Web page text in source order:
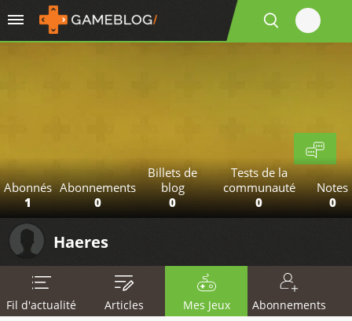
Abonnés
1
Abonnements
0
Billets de
blog
0
Tests de la
communauté
0
Notes
0
Haeres
Fil d'actualité Articles Mes Jeux Abonnements